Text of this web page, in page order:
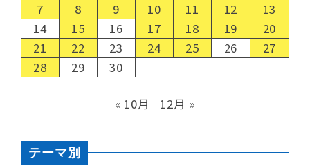
7
8 9 10 11 12
13
14
15 16 17 18 19
20
21
22 23 24 25 26
27
28
29 30
« 10月 12月 »
テーマ別